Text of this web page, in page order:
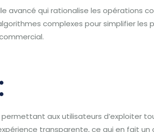
avancé qui rationalise les opérations
complexes pour simplifier les
aux utilisateurs d’exploiter
transparente, ce qui en fait un